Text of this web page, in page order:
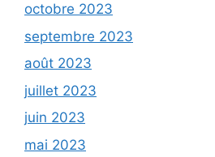
octobre 2023
septembre 2023
août 2023
juillet 2023
juin 2023
mai 2023